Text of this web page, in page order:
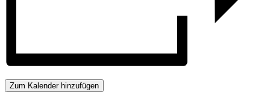
Zum Kalender hinzufügen